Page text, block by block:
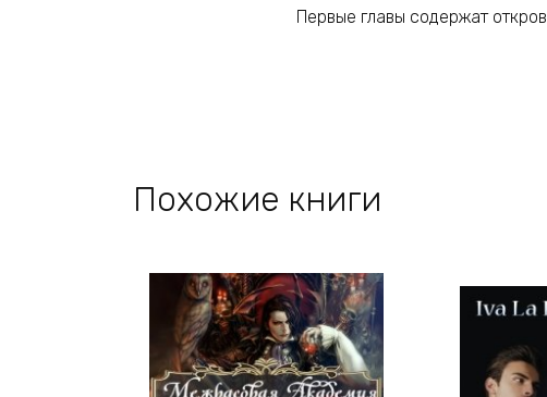
Первые главы содержат
Похожие книги